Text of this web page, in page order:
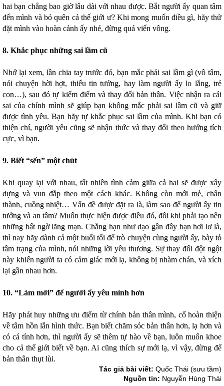
hai bạn chẳng bao giờ lâu dài với nhau được. Bắt người ấy quan tâm
đến mình và bỏ quên cả thế giới ư? Khi mong muốn điều gì, hãy thử
đặt mình vào hoàn cảnh ấy nhé, đừng quá viển vông.
8. Khắc phục những sai lầm cũ
Nhớ lại xem, lần chia tay trước đó, bạn mắc phải sai lầm gì (vô tâm,
nói chuyện hời hợt, thiếu tin tưởng, hay làm người ấy lo lắng, trẻ
con…), sau đó tự kiểm điểm và thay đổi bản thân. Việc nhận ra cái
sai của chính mình sẽ giúp bạn không mắc phải sai lầm cũ và giữ
được tình yêu. Bạn hãy tự khắc phục sai lầm của mình. Khi bạn có
thiện chí, người yêu cũng sẽ nhận thức và thay đổi theo hướng tích
cực, vì bạn.
9. Biết “sến” một chút
Khi quay lại với nhau, tất nhiên tình cảm giữa cả hai sẽ được xây
dựng và vun đắp theo một cách khác. Không còn mới mẻ, chân
thành, cuồng nhiệt… Vấn đề được đặt ra là, làm sao để người ấy tin
tưởng và an tâm? Muốn thực hiện được điều đó, đôi khi phải tạo nên
những bất ngờ lãng mạn. Chẳng hạn như dạo gần đây bạn hơi lơ là,
thì nay hãy dành cả một buổi tối để trò chuyện cùng người ấy, bày tỏ
tâm trạng của mình, nói những lời yêu thương. Sự thay đổi đột ngột
này khiến người ta có cảm giác mới lạ, không bị nhàm chán, và xích
lại gần nhau hơn.
10. “Làm mới” để người ấy yêu mình hơn
Hãy phát huy những ưu điểm từ chính bản thân mình, cố hoàn thiện
về tâm hồn lẫn hình thức. Bạn biết chăm sóc bản thân hơn, lạ hơn và
có cá tính hơn, thì người ấy sẽ thêm tự hào về bạn, luôn muốn khoe
cho cả thế giới biết về bạn. Ai cũng thích sự mới lạ, vì vậy, đừng để
bản thân thụt lùi.
Tác giả bài viết: Quốc Thái (sưu tầm)
Nguồn tin: Nguyễn Hùng Thái